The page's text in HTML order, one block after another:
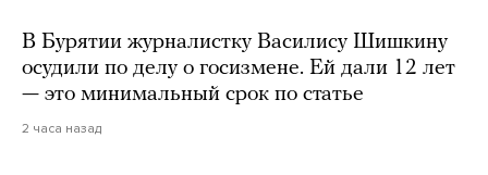
В Бурятии журналистку Василису Шишкину
осудили по делу о госизмене. Ей дали 12 лет
— это минимальный срок по статье
2 часа назад